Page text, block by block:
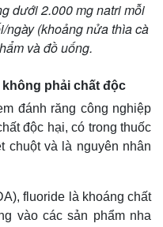
dưới 2.000 mg natri mỗi
ngày (khoảng nửa thìa cà
và đồ uống.
phải chất độc
đánh răng công nghiệp
độc hại, có trong thuốc
chuột và là nguyên nhân
fluoride là khoáng chất
vào các sản phẩm nha